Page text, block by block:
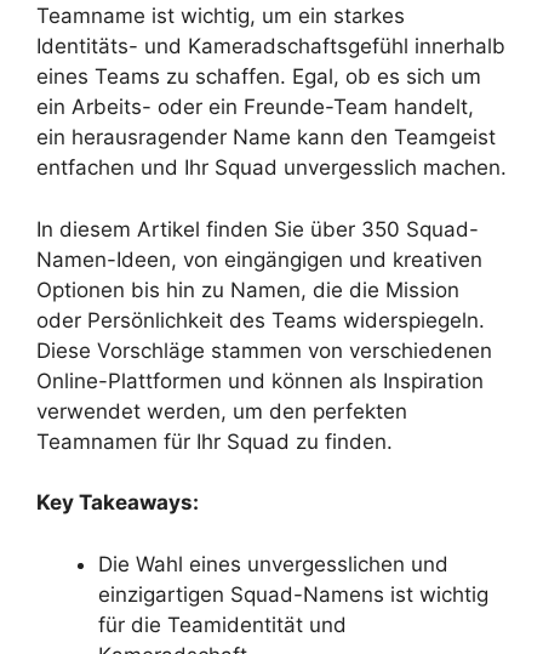
Teamname ist wichtig, um ein starkes
Identitäts- und Kameradschaftsgefühl innerhalb
eines Teams zu schaffen. Egal, ob es sich um
ein Arbeits- oder ein Freunde-Team handelt,
ein herausragender Name kann den Teamgeist
entfachen und Ihr Squad unvergesslich machen.
In diesem Artikel finden Sie über 350 Squad-
Namen-Ideen, von eingängigen und kreativen
Optionen bis hin zu Namen, die die Mission
oder Persönlichkeit des Teams widerspiegeln.
Diese Vorschläge stammen von verschiedenen
Online-Plattformen und können als Inspiration
verwendet werden, um den perfekten
Teamnamen für Ihr Squad zu finden.
Key Takeaways:
Die Wahl eines unvergesslichen und
einzigartigen Squad-Namens ist wichtig
für die Teamidentität und